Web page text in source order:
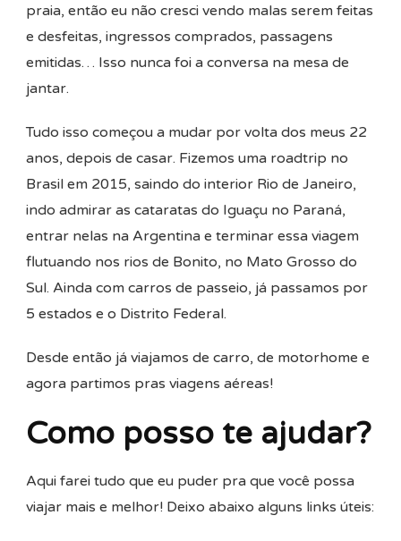
praia, então eu não cresci vendo malas serem feitas
e desfeitas, ingressos comprados, passagens
emitidas… Isso nunca foi a conversa na mesa de
jantar.
Tudo isso começou a mudar por volta dos meus 22
anos, depois de casar. Fizemos uma roadtrip no
Brasil em 2015, saindo do interior Rio de Janeiro,
indo admirar as cataratas do Iguaçu no Paraná,
entrar nelas na Argentina e terminar essa viagem
flutuando nos rios de Bonito, no Mato Grosso do
Sul. Ainda com carros de passeio, já passamos por
5 estados e o Distrito Federal.
Desde então já viajamos de carro, de motorhome e
agora partimos pras viagens aéreas!
Como posso te ajudar?
Aqui farei tudo que eu puder pra que você possa
viajar mais e melhor! Deixo abaixo alguns links úteis: